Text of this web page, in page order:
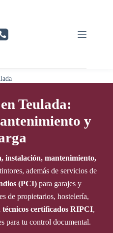
Teulada:
y
instalación, mantenimiento,
además de servicios de
(PCI)para garajes y
de propietarios, hostelería,
técnicos certificados RIPCI,
para tu control documental.